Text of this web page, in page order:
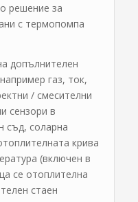
решение за
с термопомпа
допълнителен
газ, ток,
/ смесителни
сензори в
съд, соларна
крива
(включен в
се отоплителна
стаен